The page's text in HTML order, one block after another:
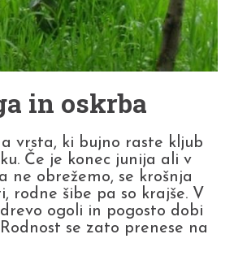
in oskrba
vrsta, ki bujno raste kljub
Če je konec junija ali v
ne obrežemo, se krošnja
rodne šibe pa so krajše. V
ogoli in pogosto dobi
se zato prenese na